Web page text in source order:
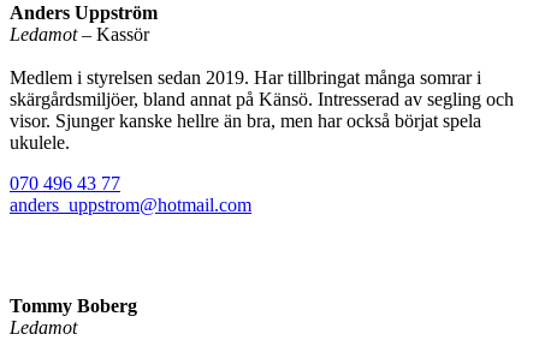
Anders Uppström
Ledamot– Kassör
Medlem i styrelsen sedan 2019. Har tillbringat många somrar i
skärgårdsmiljöer, bland annat på Känsö. Intresserad av segling och
visor. Sjunger kanske hellre än bra, men har också börjat spela
ukulele.
070 496 43 77
anders_uppstrom@hotmail.com
Tommy Boberg
Ledamot